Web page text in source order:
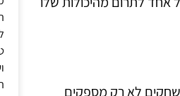
לא רק מספקים